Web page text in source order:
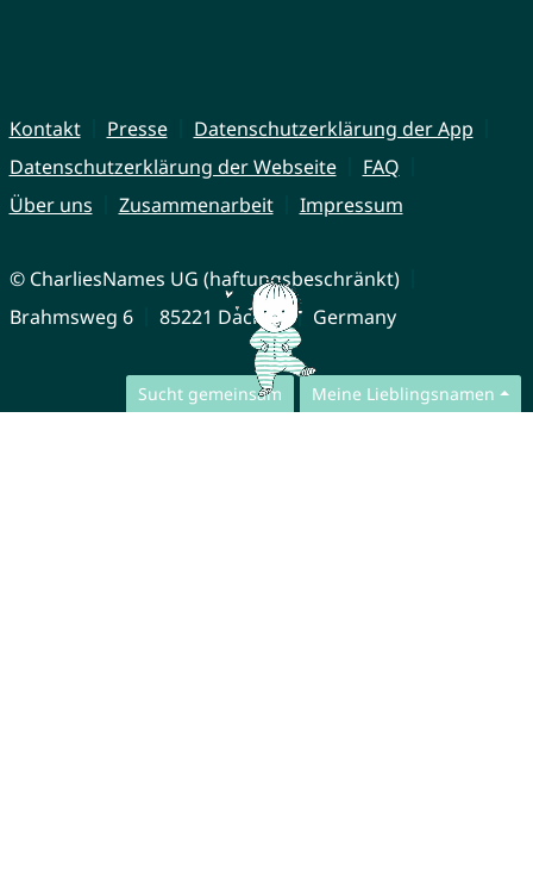
Sucht gemeinsam Meine Lieblingsnamen
Kontakt Presse
Datenschutzerklärung der App
Datenschutzerklärung der Webseite
FAQ
Über uns
Zusammenarbeit Impressum
© CharliesNames UG (haftungsbeschränkt)
Brahmsweg 6
85221 Dachau Germany